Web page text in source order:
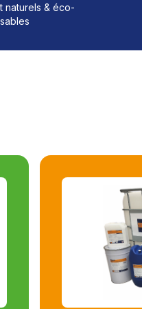
naturels & éco-